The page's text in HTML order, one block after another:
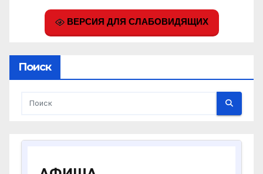
ВЕРСИЯ ДЛЯ СЛАБОВИДЯЩИХ
Поиск